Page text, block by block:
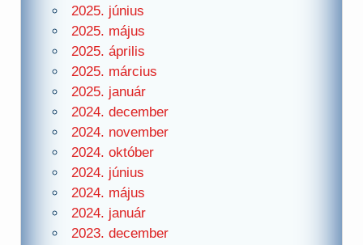
2025. június
2025. május
2025. április
2025. március
2025. január
2024. december
2024. november
2024. október
2024. június
2024. május
2024. január
2023. december